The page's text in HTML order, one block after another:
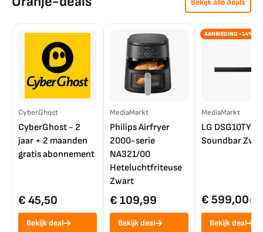
CyberGhost
CyberGhost - 2
jaar + 2 maanden
gratis abonnement
€ 45,50
Bekijk deal
MediaMarkt
Philips Airfryer
2000-serie
NA321/00
Heteluchtfriteuse
Zwart
€ 109,99
Bekijk deal
AANBIEDING -14%
MediaMarkt
LG DSG10TY
Soundbar
€ 599,00€
Bekijk deal